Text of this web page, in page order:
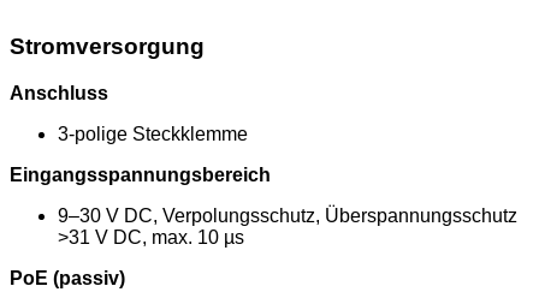
Stromversorgung
Anschluss
3-polige Steckklemme
Eingangsspannungsbereich
9–30 V DC, Verpolungsschutz, Überspannungsschutz
>31 V DC, max. 10 µs
PoE (passiv)